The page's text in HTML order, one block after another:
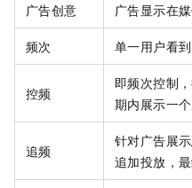
广告创意 广告显示在
频次 单一用户看到
控频
即频次控制
期内展示一
追频
针对广告展
追加投放，